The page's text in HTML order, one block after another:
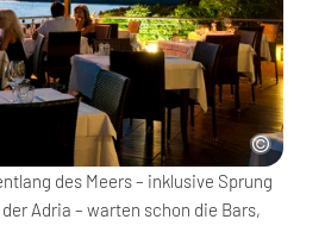
des Meers – inklusive Sprung
Adria – warten schon die Bars,